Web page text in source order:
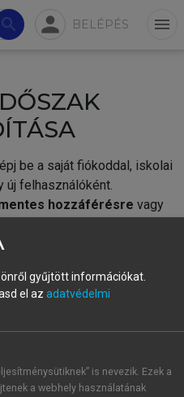
search person BELÉPÉS menu
be a saját fiókoddal, iskolai
új felhasználóként.
hozzáférésre vagy
létre új fiókot.
automatikusan
gyűjtött információkat.
el az adatvédelmi
is nevezik. Ezek a
a webhely használatának